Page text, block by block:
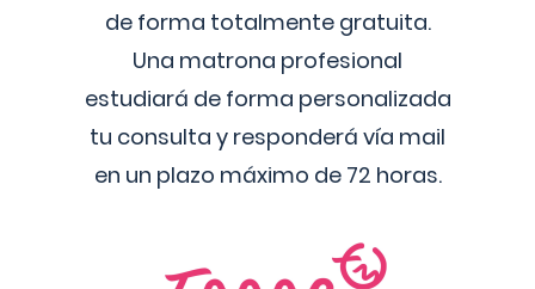
de forma totalmente gratuita.
Una matrona profesional
estudiará de forma personalizada
tu consulta y responderá vía mail
en un plazo máximo de 72 horas.